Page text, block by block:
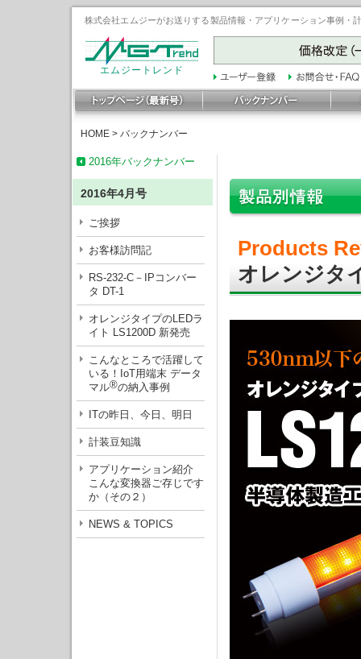
株式会社エムジーがお送りする製品情報・アプリケーション事例
エムジートレンド
HOME > バックナンバー
2016年バックナンバー
2016年4月号
ご挨拶
お客様訪問記
RS-232-C－IPコンバー
タ DT-1
オレンジタイプのLEDラ
イト LS1200D 新発売
こんなところで活躍して
いる！IoT用端末 データ
マル®の納入事例
ITの昨日、今日、明日
計装豆知識
アプリケーション紹介
こんな変換器ご存じです
か（その２）
NEWS & TOPICS
Products
オレンジタ